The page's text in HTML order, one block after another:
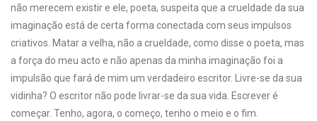
não merecem existir e ele, poeta, suspeita que a crueldade da sua
imaginação está de certa forma conectada com seus impulsos
criativos. Matar a velha, não a crueldade, como disse o poeta, mas
a força do meu acto e não apenas da minha imaginação foi a
impulsão que fará de mim um verdadeiro escritor. Livre-se da sua
vidinha? O escritor não pode livrar-se da sua vida. Escrever é
começar. Tenho, agora, o começo, tenho o meio e o fim.